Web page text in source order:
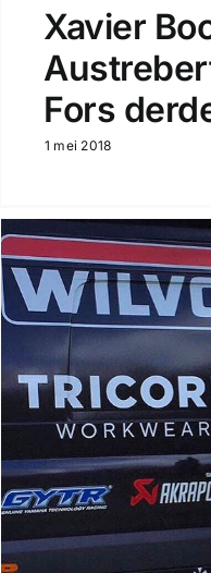
Xavier
Fors
1 mei 2018